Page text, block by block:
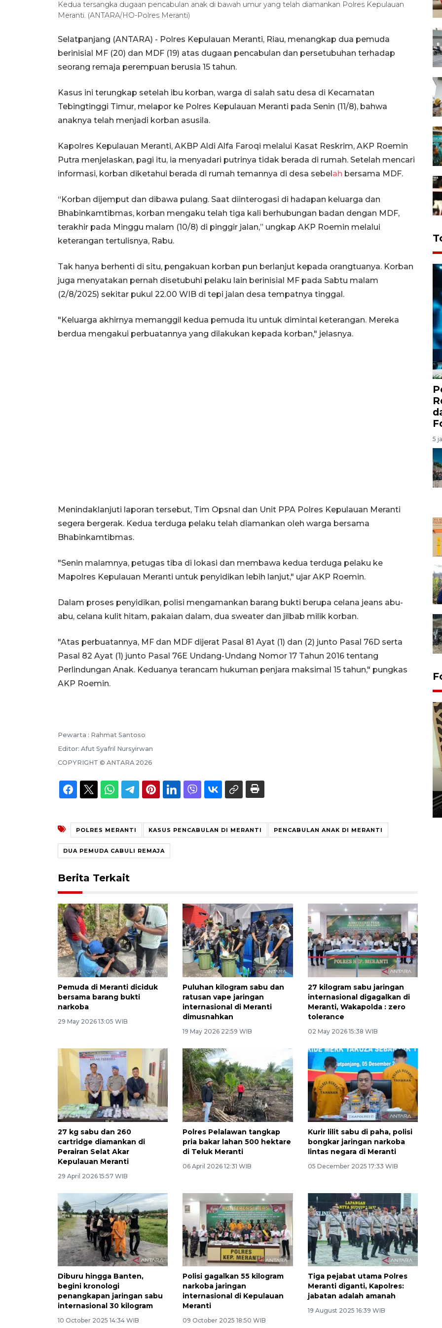
Kedua tersangka dugaan pencabulan anak di bawah umur yang telah diamankan Polres Kepulauan
Meranti. (ANTARA/HO-Polres Meranti)
Selatpanjang (ANTARA) - Polres Kepulauan Meranti, Riau, menangkap dua pemuda
berinisial MF (20) dan MDF (19) atas dugaan pencabulan dan persetubuhan terhadap
seorang remaja perempuan berusia 15 tahun.
Kasus ini terungkap setelah ibu korban, warga di salah satu desa di Kecamatan
Tebingtinggi Timur, melapor ke Polres Kepulauan Meranti pada Senin (11/8), bahwa
anaknya telah menjadi korban asusila.
Kapolres Kepulauan Meranti, AKBP Aldi Alfa Faroqi melalui Kasat Reskrim, AKP Roemin
Putra menjelaskan, pagi itu, ia menyadari putrinya tidak berada di rumah. Setelah mencari
informasi, korban diketahui berada di rumah temannya di desa sebelah bersama MDF.
“Korban dijemput dan dibawa pulang. Saat diinterogasi di hadapan keluarga dan
Bhabinkamtibmas, korban mengaku telah tiga kali berhubungan badan dengan MDF,
terakhir pada Minggu malam (10/8) di pinggir jalan,” ungkap AKP Roemin melalui
keterangan tertulisnya, Rabu.
Tak hanya berhenti di situ, pengakuan korban pun berlanjut kepada orangtuanya. Korban
juga menyatakan pernah disetubuhi pelaku lain berinisial MF pada Sabtu malam
(2/8/2025) sekitar pukul 22.00 WIB di tepi jalan desa tempatnya tinggal.
"Keluarga akhirnya memanggil kedua pemuda itu untuk dimintai keterangan. Mereka
berdua mengakui perbuatannya yang dilakukan kepada korban," jelasnya.
Menindaklanjuti laporan tersebut, Tim Opsnal dan Unit PPA Polres Kepulauan Meranti
segera bergerak. Kedua terduga pelaku telah diamankan oleh warga bersama
Bhabinkamtibmas.
"Senin malamnya, petugas tiba di lokasi dan membawa kedua terduga pelaku ke
Mapolres Kepulauan Meranti untuk penyidikan lebih lanjut," ujar AKP Roemin.
Dalam proses penyidikan, polisi mengamankan barang bukti berupa celana jeans abu-
abu, celana kulit hitam, pakaian dalam, dua sweater dan jilbab milik korban.
"Atas perbuatannya, MF dan MDF dijerat Pasal 81 Ayat (1) dan (2) junto Pasal 76D serta
Pasal 82 Ayat (1) junto Pasal 76E Undang-Undang Nomor 17 Tahun 2016 tentang
Perlindungan Anak. Keduanya terancam hukuman penjara maksimal 15 tahun," pungkas
AKP Roemin.
Pewarta : Rahmat Santoso
Editor: Afut Syafril Nursyirwan
COPYRIGHT © ANTARA 2026
POLRES MERANTI KASUS PENCABULAN DI MERANTI PENCABULAN ANAK DI MERANTI
DUA PEMUDA CABULI REMAJA
Berita Terkait
Pemuda di Meranti diciduk
bersama barang bukti
narkoba
29 May 2026 13:05 WIB
Puluhan kilogram sabu dan
ratusan vape jaringan
internasional di Meranti
dimusnahkan
19 May 2026 22:59 WIB
27 kilogram sabu jaringan
internasional digagalkan di
Meranti, Wakapolda : zero
tolerance
02 May 2026 15:38 WIB
27 kg sabu dan 260
cartridge diamankan di
Perairan Selat Akar
Kepulauan Meranti
29 April 2026 15:57 WIB
Polres Pelalawan tangkap
pria bakar lahan 500 hektare
di Teluk Meranti
06 April 2026 12:31 WIB
Kurir lilit sabu di paha, polisi
bongkar jaringan narkoba
lintas negara di Meranti
05 December 2025 17:33 WIB
Diburu hingga Banten,
begini kronologi
penangkapan jaringan sabu
internasional 30 kilogram
10 October 2025 14:34 WIB
Polisi gagalkan 55 kilogram
narkoba jaringan
internasional di Kepulauan
Meranti
09 October 2025 18:50 WIB
Tiga pejabat utama Polres
Meranti diganti, Kapolres:
jabatan adalah amanah
19 August 2025 16:39 WIB
5